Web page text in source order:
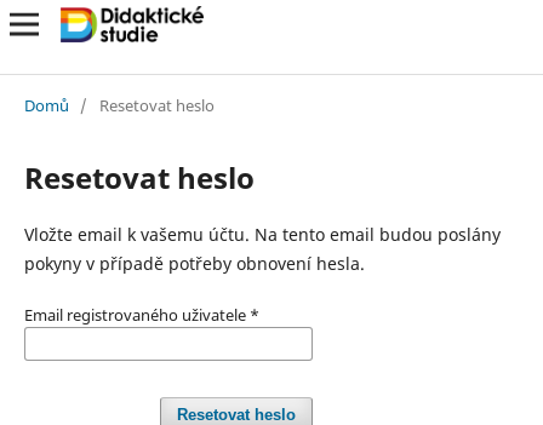
Domů / Resetovat heslo
Resetovat heslo
Vložte email k vašemu účtu. Na tento email budou poslány
pokyny v případě potřeby obnovení hesla.
Email registrovaného uživatele *
Resetovat heslo